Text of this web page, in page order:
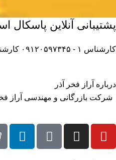
پشتیبانی آنلاین پاسکال
کارشناس ۱ - ۰۹۱۲۰۵۹۷۳۴۵ کارشناس ۲ -
درباره آراز فخر آذر